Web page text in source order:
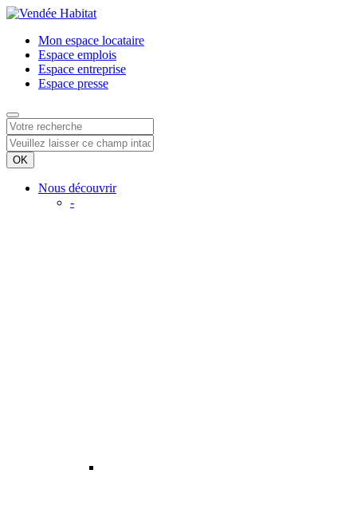
Mon espace locataire
Espace emplois
Espace entreprise
Espace presse
Nous découvrir
-